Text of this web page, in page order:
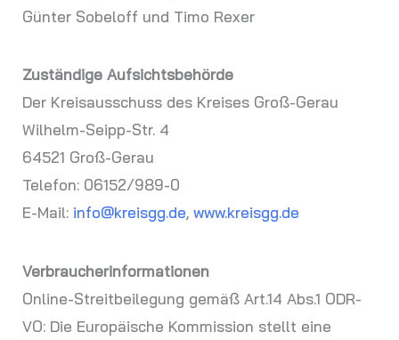
Günter Sobeloff und Timo Rexer
Zuständige Aufsichtsbehörde
Der Kreisausschuss des Kreises Groß-Gerau
Wilhelm-Seipp-Str. 4
64521 Groß-Gerau
Telefon: 06152/989-0
E-Mail: info@kreisgg.de, www.kreisgg.de
Verbraucherinformationen
Online-Streitbeilegung gemäß Art.14 Abs.1 ODR-
VO: Die Europäische Kommission stellt eine